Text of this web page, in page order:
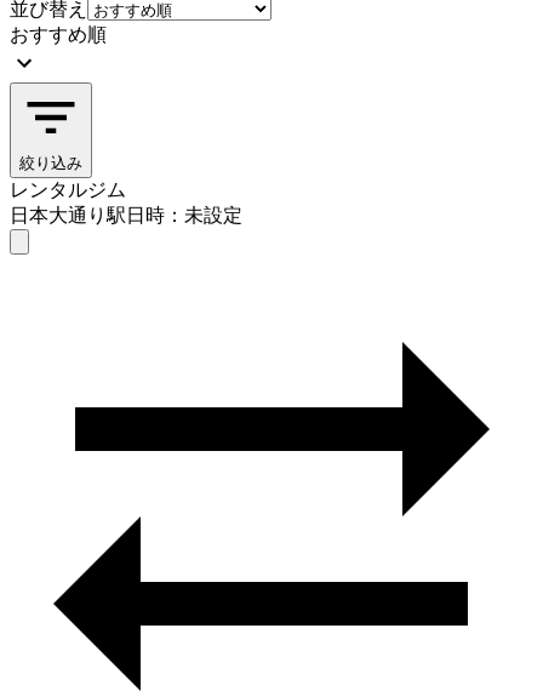
並び替え
おすすめ順
絞り込み
レンタルジム
日本大通り駅日時：未設定